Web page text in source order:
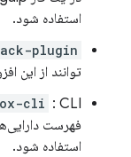
استفاده شود.
plugin
توانند از این
cli
فهرست
استفاده شود.